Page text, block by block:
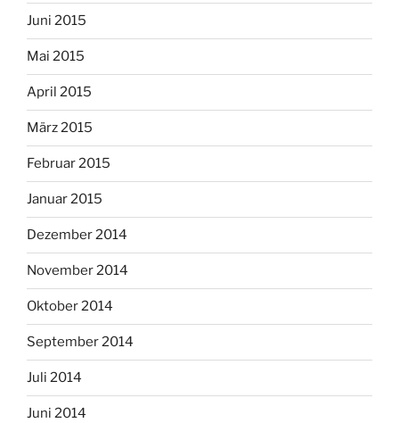
Juni 2015
Mai 2015
April 2015
März 2015
Februar 2015
Januar 2015
Dezember 2014
November 2014
Oktober 2014
September 2014
Juli 2014
Juni 2014